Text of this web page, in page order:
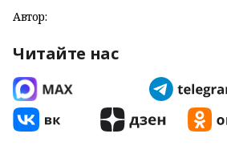
Автор:
Читайте нас